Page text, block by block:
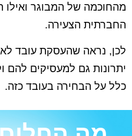
מהחוכמה של המבוגר ואילו
החברתית הצעירה.
לכן, נראה שהעסקת עובד
יתרונות גם למעסיקים להם
כלל על הבחירה בעובד כזה.